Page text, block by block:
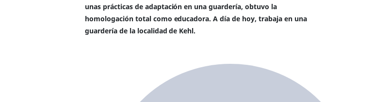
unas prácticas de adaptación en una guardería, obtuvo la
homologación total como educadora. A día de hoy, trabaja en una
guardería de la localidad de Kehl.